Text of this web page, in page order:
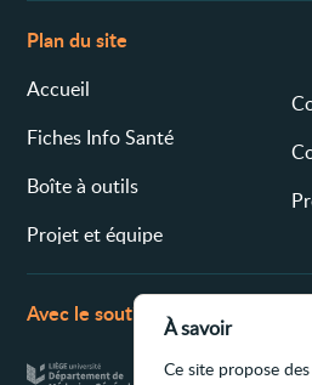
Plan du site
Accueil
Fiches Info Santé
Boîte à outils
Projet et équipe
Avec le soutien de
À savoir
Ce site propose